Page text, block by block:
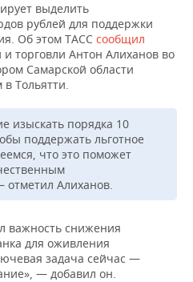
выделить
рублей для поддержки
Об этом ТАСС сообщил
торговли Антон Алиханов во
Самарской области
Тольятти.
порядка 10
поддержать льготное
что это поможет
отметил Алиханов.
важность снижения
для оживления
задача сейчас —
— добавил он.